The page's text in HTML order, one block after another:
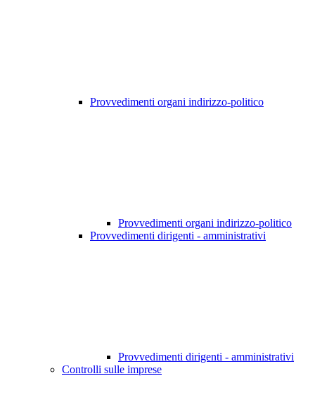
Provvedimenti organi indirizzo-politico
Provvedimenti organi indirizzo-politico
Provvedimenti dirigenti - amministrativi
Provvedimenti dirigenti - amministrativi
Controlli sulle imprese